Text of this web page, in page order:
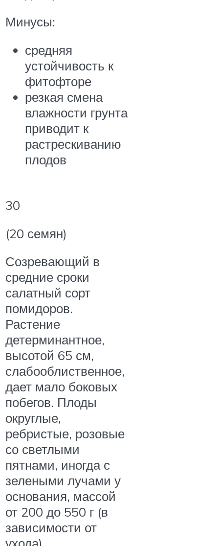
Минусы:
средняя
устойчивость к
фитофторе
резкая смена
влажности грунта
приводит к
растрескиванию
плодов
30
(20 семян)
Созревающий в
средние сроки
салатный сорт
помидоров.
Растение
детерминантное,
высотой 65 см,
слабооблиственное,
дает мало боковых
побегов. Плоды
округлые,
ребристые, розовые
со светлыми
пятнами, иногда с
зелеными лучами у
основания, массой
от 200 до 550 г (в
зависимости от